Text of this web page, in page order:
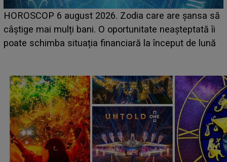
HOROSCOP 6 august 2026. Zodia care are șansa să
câștige mai mulți bani. O oportunitate neașteptată îi
poate schimba situația financiară la început de lună